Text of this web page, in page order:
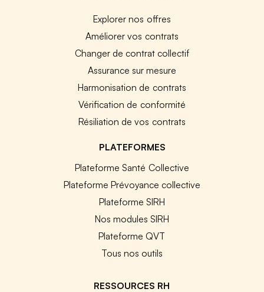
Explorer nos offres
Améliorer vos contrats
Changer de contrat collectif
Assurance sur mesure
Harmonisation de contrats
Vérification de conformité
Résiliation de vos contrats
PLATEFORMES
Plateforme Santé Collective
Plateforme Prévoyance collective
Plateforme SIRH
Nos modules SIRH
Plateforme QVT
Tous nos outils
RESSOURCES RH